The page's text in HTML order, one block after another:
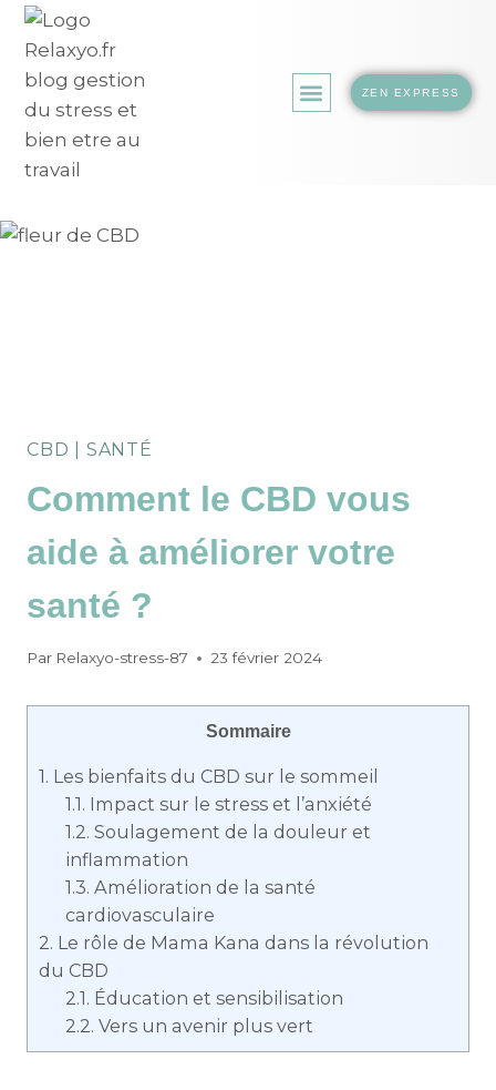
ZEN EXPRESS
CBD SANTÉ
Comment le CBD vous
aide à améliorer votre
santé ?
Par Relaxyo-stress-87 23 février 2024
Sommaire
1. Les bienfaits du CBD sur le sommeil
1.1. Impact sur le stress et l’anxiété
1.2. Soulagement de la douleur et
inflammation
1.3. Amélioration de la santé
cardiovasculaire
2. Le rôle de Mama Kana dans la révolution
du CBD
2.1. Éducation et sensibilisation
2.2. Vers un avenir plus vert